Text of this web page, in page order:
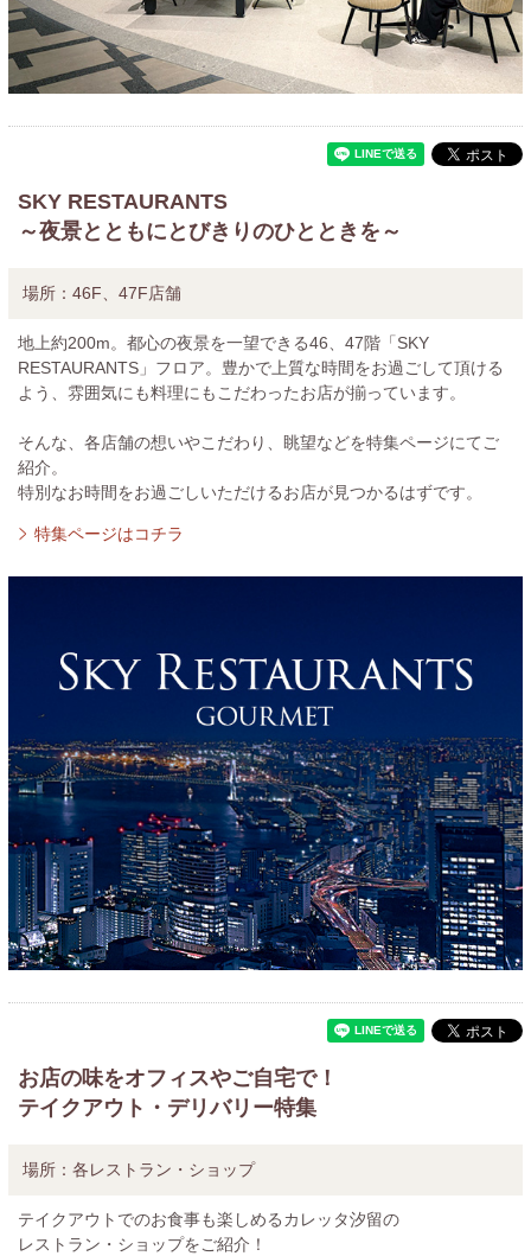
SKY RESTAURANTS
～夜景とともにとびきりのひとときを～
場所： 46F、47F店舗
地上約200m。都心の夜景を一望できる46、47階「SKY
RESTAURANTS」フロア。豊かで上質な時間をお過ごして頂ける
よう、雰囲気にも料理にもこだわったお店が揃っています。
そんな、各店舗の想いやこだわり、眺望などを特集ページにてご
紹介。
特別なお時間をお過ごしいただけるお店が見つかるはずです。
特集ページはコチラ
お店の味をオフィスやご自宅で！
テイクアウト・デリバリー特集
場所： 各レストラン・ショップ
テイクアウトでのお食事も楽しめるカレッタ汐留の
レストラン・ショップをご紹介！